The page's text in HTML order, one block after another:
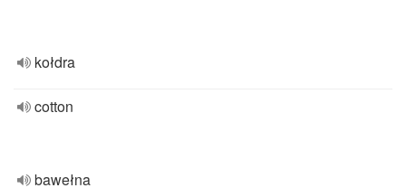
kołdra
cotton
bawełna